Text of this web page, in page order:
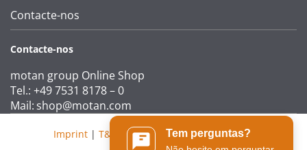
Tem perguntas?
Contacte-nos
Contacte-nos
motan group Online Shop
Tel.: +49 7531 8178 – 0
Mail: shop@motan.com
Imprint | T&Cs |Data protection statement